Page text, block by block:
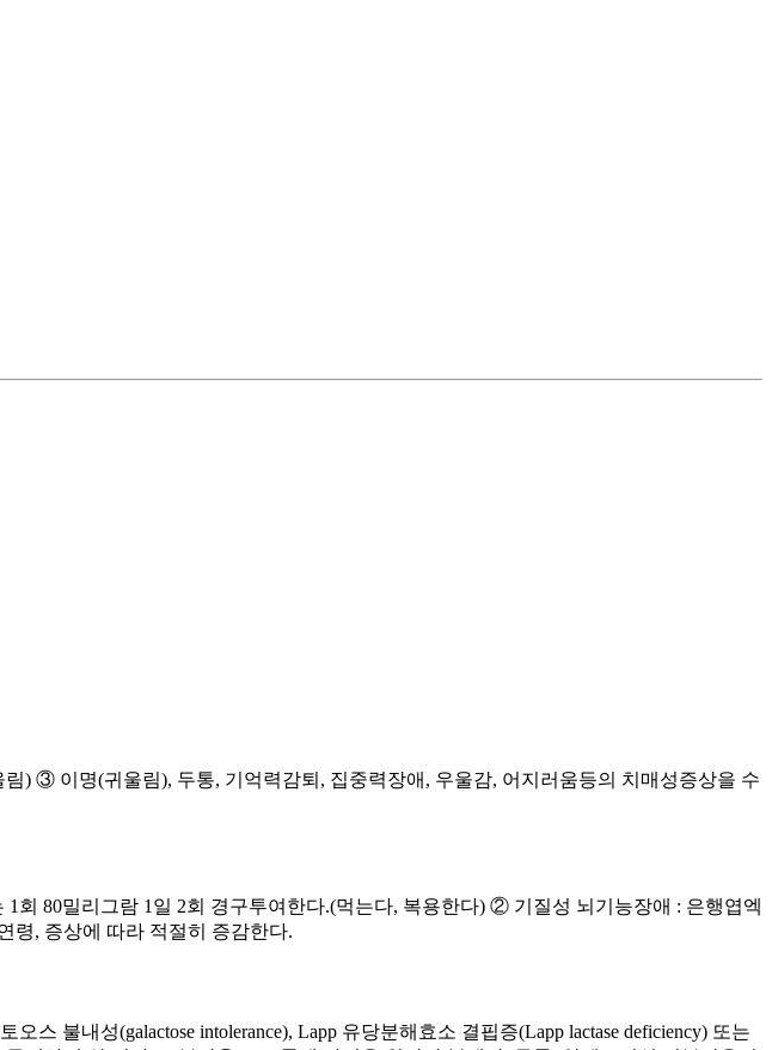
③ 이명(귀울림), 두통, 기억력감퇴, 집중력장애, 우울감, 어지러움등의 치매성증상을 수
80밀리그람 1일 2회 경구투여한다.(먹는다, 복용한다) ② 기질성 뇌기능장애 : 은행엽엑
령, 증상에 따라 적절히 증감한다.
불내성(galactose intolerance), Lapp 유당분해효소 결핍증(Lapp lactase deficiency) 또는